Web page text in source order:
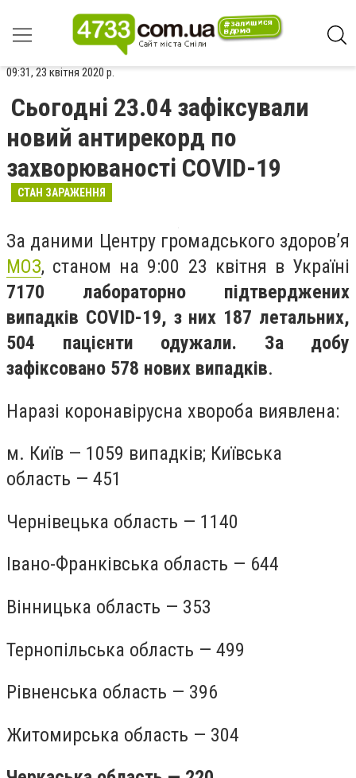
09:31, 23 квітня 2020 р.
Сьогодні 23.04 зафіксували
новий антирекорд по
захворюваності COVID-19
СТАН ЗАРАЖЕННЯ
За даними Центру громадського здоров’я
МОЗ, станом на 9:00 23 квітня в Україні
7170 лабораторно підтверджених
випадків COVID-19, з них 187 летальних,
504 пацієнти одужали. За добу
зафіксовано 578 нових випадків.
Наразі коронавірусна хвороба виявлена:
м. Київ — 1059 випадків; Київська
область — 451
Чернівецька область — 1140
Івано-Франківська область — 644
Вінницька область — 353
Тернопільська область — 499
Рівненська область — 396
Житомирська область — 304